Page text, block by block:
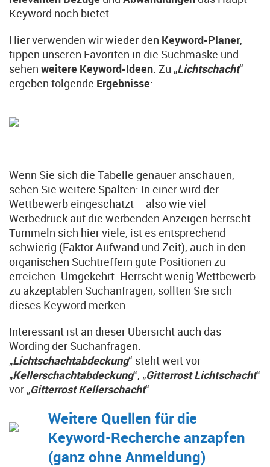
Keyword noch bietet.
Hier verwenden wir wieder den Keyword-Planer,
tippen unseren Favoriten in die Suchmaske und
sehen weitere Keyword-Ideen. Zu „Lichtschacht“
ergeben folgende Ergebnisse:
Wenn Sie sich die Tabelle genauer anschauen,
sehen Sie weitere Spalten: In einer wird der
Wettbewerb eingeschätzt – also wie viel
Werbedruck auf die werbenden Anzeigen herrscht.
Tummeln sich hier viele, ist es entsprechend
schwierig (Faktor Aufwand und Zeit), auch in den
organischen Suchtreffern gute Positionen zu
erreichen. Umgekehrt: Herrscht wenig Wettbewerb
zu akzeptablen Suchanfragen, sollten Sie sich
dieses Keyword merken.
Interessant ist an dieser Übersicht auch das
Wording der Suchanfragen:
„Lichtschachtabdeckung“ steht weit vor
„Kellerschachtabdeckung“, „Gitterrost Lichtschacht“
vor „Gitterrost Kellerschacht“.
Weitere Quellen für die
Keyword-Recherche anzapfen
(ganz ohne Anmeldung)